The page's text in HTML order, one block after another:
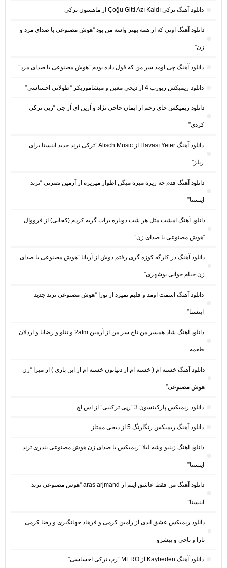
دانلود آهنگ ترکی Çoğu Gitti Azı Kaldı از ماهسون ترکی
دانلود آهنگ اونی که از همه بهتر واسه من بود “هوش مصنوعی با صدای مرد و
زن”
دانلود آهنگ چی اومد سر من که قول داده بودم “هوش مصنوعی با صدای مرد”
دانلود ریمیکس ریورب 4 از دیجی معین و میشاموزیکز “طولانی احساسی”
دانلود ریمیکس جای زخم از ایمان حاجی نژاد و آرین ای آر جی “رپی ترکی
کردی”
دانلود آهنگ Havası Yeter از Alisch Music “ترکی ترند جدید اینستا برای
ریلز”
دانلود آهنگ ﻗﺪم ﭼﻪ رﻳﺰه ﻣﻴﺰه ﻣﻴﮕﻦ اﻃﻮار ﻣﻴﺮﻳﺰه از آرمین نصرتی “ترند
اینستا”
دانلود آهنگ امشب مثل هر شب دوباره برات گریه کردم (کجایی) از فرووال
“هوش مصنوعی با صدای زن”
دانلود آهنگ در کارگه کوزه گری رفتم دوش از آریانا “هوش مصنوعی با صدای
زن خیام خوانی بوشهری”
دانلود آهنگ اسمت اومد و قلبم نمیزد از نورا “هوش مصنوعی ترند جدید
اینستا”
دانلود آهنگ شاد همسر من تاج سر من از آرمین 2afm و تتلو و رضایا و اردلان
طعمه
دانلود آهنگ خسته ام ( خسته ام از دنیاتون خسته ام از این بازی ) از میرا “زن
هوش مصنوعی”
دانلود ریمیکس پارکینسون 3 “رپی ترکیبی” از اس اچ
دانلود آهنگ ریمیکس رنگارنگ 5 از دیجی ممتاز
دانلود آهنگ زینبو وشه لیلا “ریمیکس با صدای زن هوش مصنوعی بندری ترند
اینستا”
دانلود آهنگ من فقط عاشق اینم از aras arjmand “هوش مصنوعی ترند
اینستا”
دانلود ریمیکس عشق ابدی از رامین کرمی و فرهاد جهانگیری و رضا کرمی
تارا و ناجی و پیشرو
دانلود آهنگ Kaybeden از MERO “رپ ترکی احساسی”